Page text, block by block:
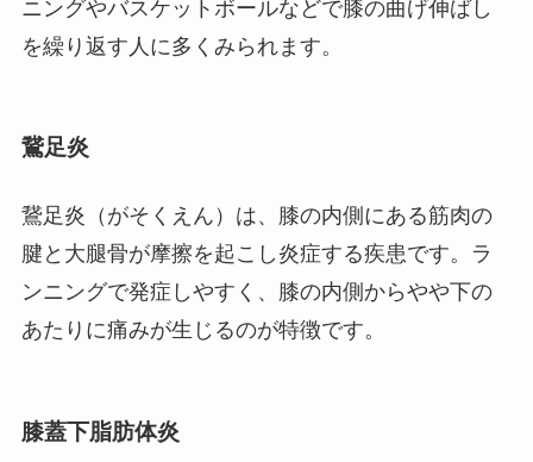
ニングやバスケットボールなどで膝の曲げ伸ばし
を繰り返す人に多くみられます。
鵞足炎
鵞足炎（がそくえん）は、膝の内側にある筋肉の
腱と大腿骨が摩擦を起こし炎症する疾患です。ラ
ンニングで発症しやすく、膝の内側からやや下の
あたりに痛みが生じるのが特徴です。
膝蓋下脂肪体炎